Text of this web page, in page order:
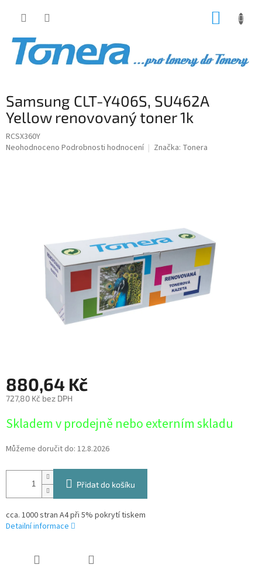
Samsung CLT-Y406S, SU462A
Yellow renovovaný toner 1k
RCSX360Y
Průměrné
Neohodnoceno Podrobnosti hodnocení Značka: Tonera
880,64 Kč
727,80 Kč bez DPH
cena:
Skladem v prodejně nebo externím skladu
Můžeme doručit do: 12.8.2026
Přidat do košíku
cca. 1000 stran A4 při 5% pokrytí tiskem
Detailní informace